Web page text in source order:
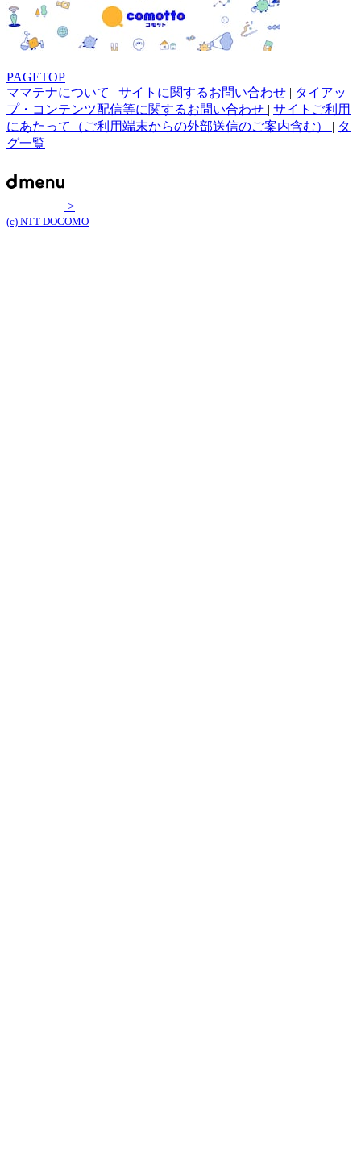
PAGETOP
ママテナについて | サイトに関するお問い合わせ | タイアッ
プ・コンテンツ配信等に関するお問い合わせ | サイトご利用
にあたって（ご利用端末からの外部送信のご案内含む） | タ
グ一覧
>
(c) NTT DOCOMO